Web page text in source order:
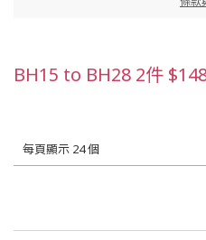
BH15 to BH28 2件
每頁顯示 24 個